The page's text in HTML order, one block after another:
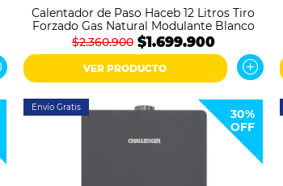
Calentador de Paso Haceb 12 Litros Tiro
Forzado Gas Natural Modulante Blanco
$2.360.900 $1.699.900
VER PRODUCTO
Envío Gratis
30%
OFF